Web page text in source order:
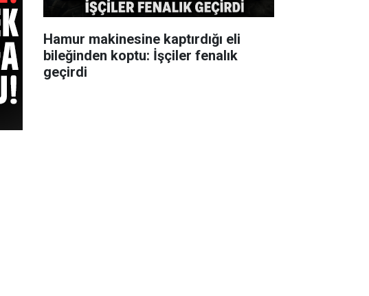
Hamur makinesine kaptırdığı eli
bileğinden koptu: İşçiler fenalık
geçirdi